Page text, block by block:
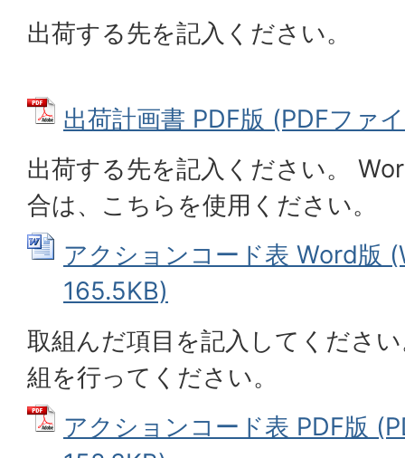
出荷する先を記入ください。
出荷計画書 PDF版 (PDFファ
出荷する先を記入ください。
合は、こちらを使用ください。
アクションコード表 Word版
165.5KB)
取組んだ項目を記入してくださ
組を行ってください。
アクションコード表 PDF版